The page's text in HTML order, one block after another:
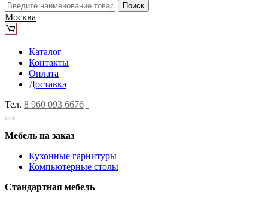
Поиск
Москва
Каталог
Контакты
Оплата
Доставка
Тел. 8 960 093 6676
Мебель на заказ
Кухонные гарнитуры
Компьютерные столы
Стандартная мебель